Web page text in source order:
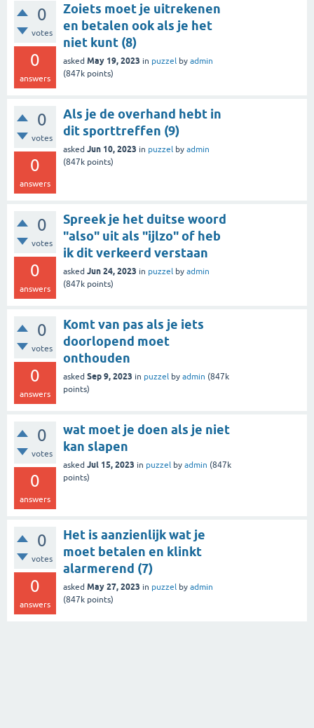
0
votes
0
answers
Zoiets moet je uitrekenen
en betalen ook als je het
niet kunt (8)
asked May 19, 2023 in puzzel by admin
(847k points)
0
votes
0
answers
Als je de overhand hebt in
dit sporttreffen (9)
asked Jun 10, 2023 in puzzel by admin
(847k points)
0
votes
0
answers
Spreek je het duitse woord
"also" uit als "ijlzo" of heb
ik dit verkeerd verstaan
asked Jun 24, 2023 in puzzel by admin
(847k points)
0
votes
0
answers
Komt van pas als je iets
doorlopend moet
onthouden
asked Sep 9, 2023 in puzzel by admin (847k
points)
0
votes
0
answers
wat moet je doen als je niet
kan slapen
asked Jul 15, 2023 in puzzel by admin (847k
points)
0
votes
0
answers
Het is aanzienlijk wat je
moet betalen en klinkt
alarmerend (7)
asked May 27, 2023 in puzzel by admin
(847k points)